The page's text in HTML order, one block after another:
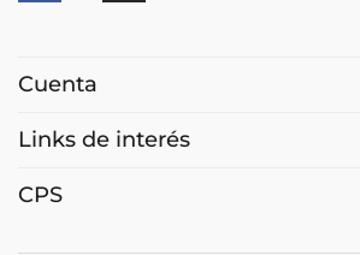
Cuenta
Links de interés
CPS